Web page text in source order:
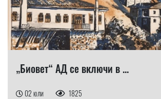
„Биовет“ АД се включи в ...
02 юли 1825